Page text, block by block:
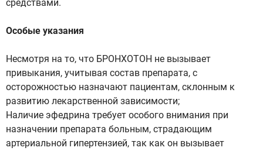
средствами.
Особые указания
Несмотря на то, что БРОНХОТОН не вызывает
привыкания, учитывая состав препарата, с
осторожностью назначают пациентам, склонным к
развитию лекарственной зависимости;
Наличие эфедрина требует особого внимания при
назначении препарата больным, страдающим
артериальной гипертензией, так как он вызывает